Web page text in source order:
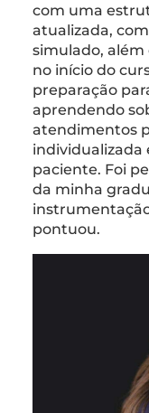
com uma
atualizada,
simulado, além
no início do
preparação
aprendendo
atendimentos
individualizada
paciente. Foi
da minha
pontuou.